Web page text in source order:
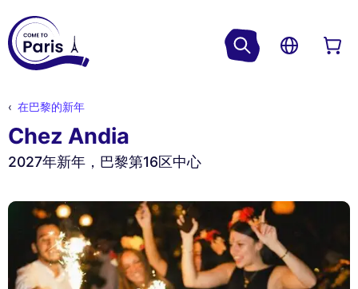
在巴黎的新年
Chez Andia
2027年新年，巴黎第16区中心